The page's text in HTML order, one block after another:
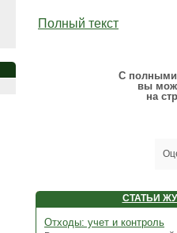
Полный текст
С полными
вы
на
СТАТЬИ
Отходы: учет и контроль